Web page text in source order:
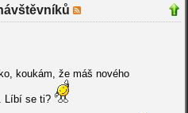
koukám, že máš nového
Líbí se ti?